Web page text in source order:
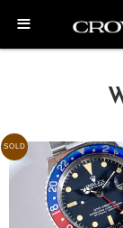
≡
SOLD